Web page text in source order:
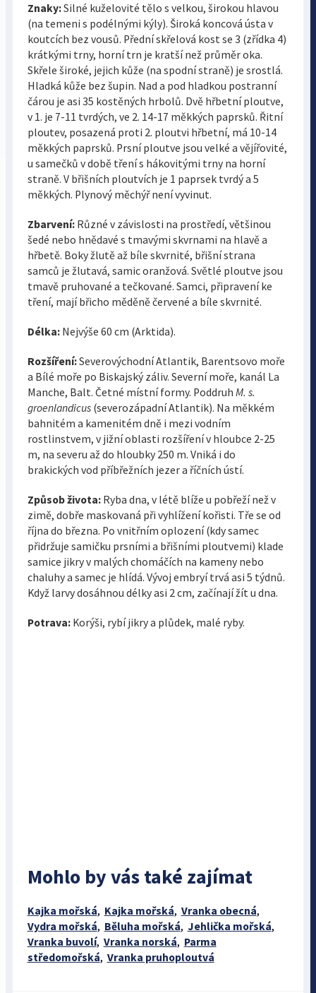
Znaky:Silné kuželovité tělo s velkou, širokou hlavou
(na temeni s podélnými kýly). Široká koncová ústa v
koutcích bez vousů. Přední skřelová kost se 3 (zřídka 4)
krátkými trny, horní trn je kratší než průměr oka.
Skřele široké, jejich kůže (na spodní straně) je srostlá.
Hladká kůže bez šupin. Nad a pod hladkou postranní
čárou je asi 35 kostěných hrbolů. Dvě hřbetní ploutve,
v 1. je 7-11 tvrdých, ve 2. 14-17 měkkých paprsků. Řitní
ploutev, posazená proti 2. ploutvi hřbetní, má 10-14
měkkých paprsků. Prsní ploutve jsou velké a vějířovité,
u samečků v době tření s hákovitými trny na horní
straně. V břišních ploutvích je 1 paprsek tvrdý a 5
měkkých. Plynový měchýř není vyvinut.
Zbarvení:Různé v závislosti na prostředí, většinou
šedé nebo hnědavé s tmavými skvrnami na hlavě a
hřbetě. Boky žlutě až bíle skvrnité, břišní strana
samců je žlutavá, samic oranžová. Světlé ploutve jsou
tmavě pruhované a tečkované. Samci, připravení ke
tření, mají břicho měděně červené a bíle skvrnité.
Délka:Nejvýše 60 cm (Arktida).
Rozšíření:Severovýchodní Atlantik, Barentsovo moře
a Bílé moře po Biskajský záliv. Severní moře, kanál La
Manche, Balt. Četné místní formy. Poddruh M. s.
groenlandicus (severozápadní Atlantik). Na měkkém
bahnitém a kamenitém dně i mezi vodním
rostlinstvem, v jižní oblasti rozšíření v hloubce 2-25
m, na severu až do hloubky 250 m. Vniká i do
brakických vod příbřežních jezer a říčních ústí.
Způsob života:Ryba dna, v létě blíže u pobřeží než v
zimě, dobře maskovaná při vyhlížení kořisti. Tře se od
října do března. Po vnitřním oplození (kdy samec
přidržuje samičku prsními a břišními ploutvemi) klade
samice jikry v malých chomáčích na kameny nebo
chaluhy a samec je hlídá. Vývoj embryí trvá asi 5 týdnů.
Když larvy dosáhnou délky asi 2 cm, začínají žít u dna.
Potrava:Korýši, rybí jikry a plůdek, malé ryby.
Mohlo by vás také zajímat
Kajka mořská, Kajka mořská, Vranka obecná,
Vydra mořská, Běluha mořská, Jehlička mořská,
Vranka buvolí, Vranka norská, Parma
středomořská, Vranka pruhoploutvá